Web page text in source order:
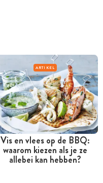
ARTIKEL
Vis en vlees op de BBQ:
waarom kiezen als je ze
allebei kan hebben?